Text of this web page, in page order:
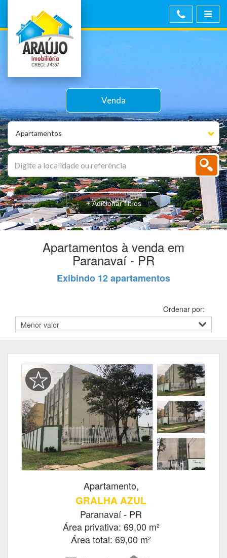
Apartamentos
Venda
+ Adicionar filtros
Apartamentos à venda em
Paranavaí - PR
Exibindo 12 apartamentos
Ordenar por:
Apartamento,
GRALHA AZUL
Paranavaí - PR
Área privativa: 69,00 m²
Área total: 69,00 m²